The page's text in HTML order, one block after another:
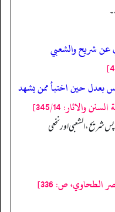
عن شريح والشعبي
ليس بعدل حين اختبأ ممن يشهد
والاثار: 345/14]
شریح، الشعبی اور نخعی
الطحاوي، ص: 336]